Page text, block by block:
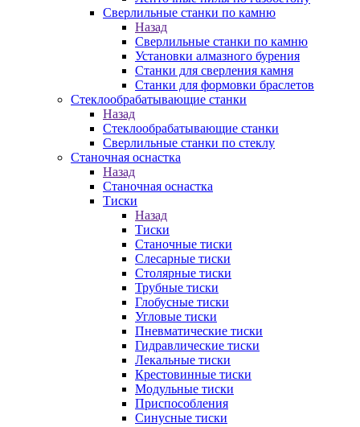
Сверлильные станки по камню
Назад
Сверлильные станки по камню
Установки алмазного бурения
Станки для сверления камня
Станки для формовки браслетов
Стеклообрабатывающие станки
Назад
Стеклообрабатывающие станки
Сверлильные станки по стеклу
Станочная оснастка
Назад
Станочная оснастка
Тиски
Назад
Тиски
Станочные тиски
Слесарные тиски
Столярные тиски
Трубные тиски
Глобусные тиски
Угловые тиски
Пневматические тиски
Гидравлические тиски
Лекальные тиски
Крестовинные тиски
Модульные тиски
Приспособления
Синусные тиски